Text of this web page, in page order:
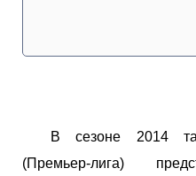
В сезоне 2014
(Премьер-лига)